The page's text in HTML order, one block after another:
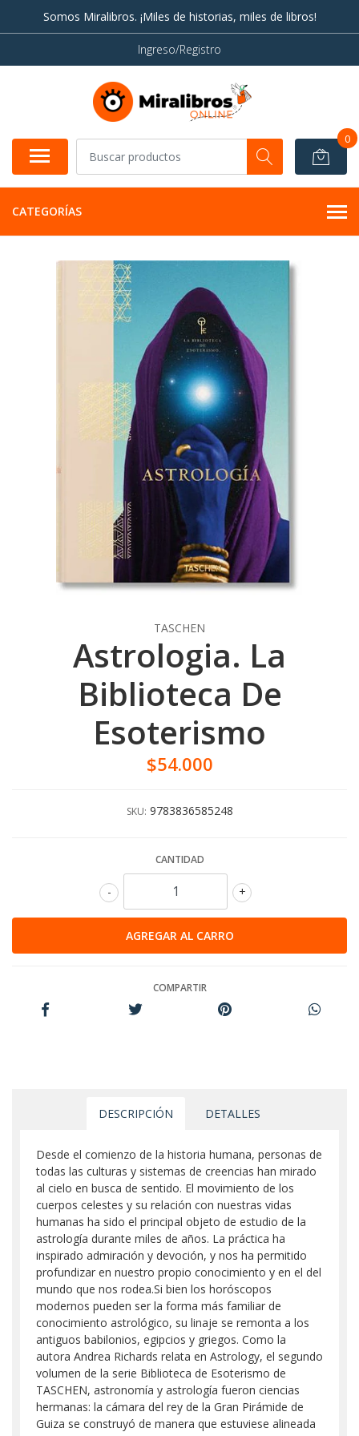
Somos Miralibros. ¡Miles de historias, miles de libros!
Ingreso/Registro
0
CATEGORÍAS
TASCHEN
Astrologia. La
Biblioteca De
Esoterismo
$54.000
SKU: 9783836585248
CANTIDAD
+
-
COMPARTIR
DESCRIPCIÓN DETALLES
Desde el comienzo de la historia humana, personas de
todas las culturas y sistemas de creencias han mirado
al cielo en busca de sentido. El movimiento de los
cuerpos celestes y su relación con nuestras vidas
humanas ha sido el principal objeto de estudio de la
astrología durante miles de años. La práctica ha
inspirado admiración y devoción, y nos ha permitido
profundizar en nuestro propio conocimiento y en el del
mundo que nos rodea.Si bien los horóscopos
modernos pueden ser la forma más familiar de
conocimiento astrológico, su linaje se remonta a los
antiguos babilonios, egipcios y griegos. Como la
autora Andrea Richards relata en Astrology, el segundo
volumen de la serie Biblioteca de Esoterismo de
TASCHEN, astronomía y astrología fueron ciencias
hermanas: la cámara del rey de la Gran Pirámide de
Guiza se construyó de manera que estuviese alineada